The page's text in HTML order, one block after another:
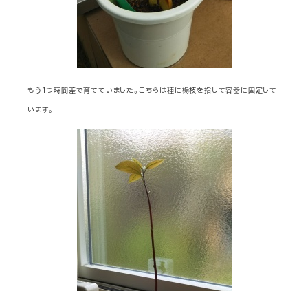
もう１つ時間差で育てていました。こちらは種に楊枝を指して容器に固定して
います。